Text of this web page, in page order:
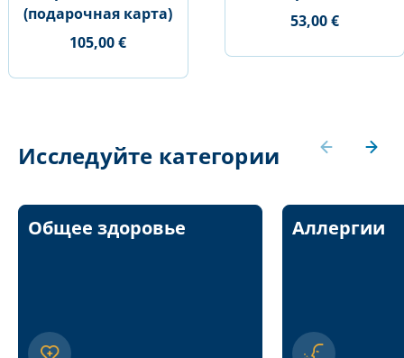
(подарочная карта)
105,00 €
53,00 €
Исследуйте категории
Общее здоровье Аллергии